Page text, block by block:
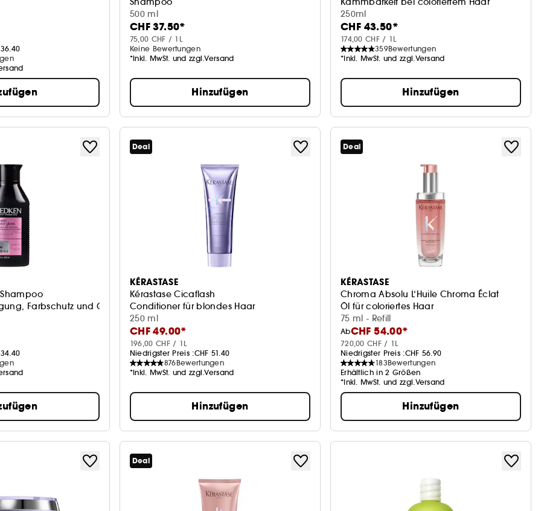
36.40
500 ml
CHF 37.50*
75,00 CHF / 1L
Keine Bewertungen
*Inkl. MwSt. und zzgl.Versand
Hinzufügen
Maske
250ml
CHF 43.50*
174,00 CHF / 1L
359Bewertungen
*Inkl. MwSt. und zzgl.Versand
Hinzufügen
Farbschutz und Glanz
34.40
Deal
KÉRASTASE
Kérastase Cicaflash
Conditioner für blondes Haar
250 ml
CHF 49.00*
196,00 CHF / 1L
Niedrigster Preis :CHF 51.40
876Bewertungen
*Inkl. MwSt. und zzgl.Versand
Hinzufügen
Deal
KÉRASTASE
Chroma Absolu L‘Huile Chroma Éclat
Öl für coloriertes Haar
75 ml - Refill
AbCHF 54.00*
720,00 CHF / 1L
Niedrigster Preis :CHF 56.90
183Bewertungen
Erhältlich in 2 Größen
*Inkl. MwSt. und zzgl.Versand
Hinzufügen
Deal